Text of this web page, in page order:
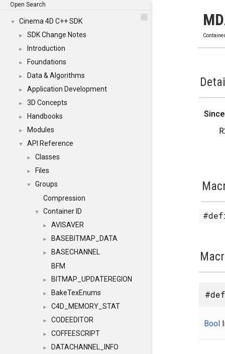
Open Search
▼ Cinema 4D C++ SDK
► SDK Change Notes
► Introduction
► Foundations
► Data & Algorithms
► Application Development
► 3D Concepts
► Handbooks
► Modules
▼ API Reference
► Classes
► Files
▼
Groups
Compression
▼ Container ID
► AVISAVER
► BASEBITMAP_DATA
►
BASECHANNEL
BFM
► BITMAP_UPDATEREGION
► BakeTexEnums
► C4D_MEMORY_STAT
► CODEEDITOR
► COFFEESCRIPT
► DATACHANNEL_INFO
Since
Bool